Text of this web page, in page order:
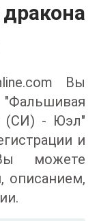
Вы
(СИ) - Юэл"
и
можете
описанием,